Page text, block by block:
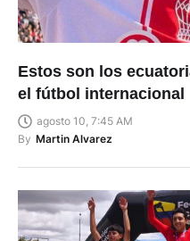
Estos son los
el fútbol internacional
agosto 10, 7:45 AM
By Martin Alvarez